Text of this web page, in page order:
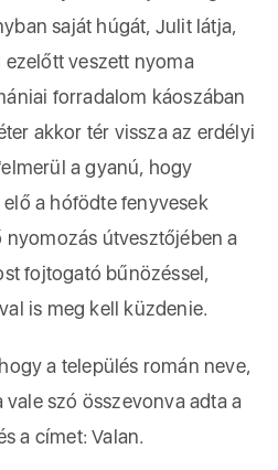
saját húgát, Julit látja,
veszett nyoma
forradalom káoszában
akkor tér vissza az erdélyi
a gyanú, hogy
a hófödte fenyvesek
útvesztőjében a
fojtogató bűnözéssel,
is meg kell küzdenie.
a település román neve,
vale szó összevonva adta a
a címet: Valan.